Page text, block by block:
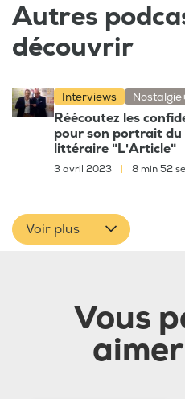
Autres
découvrir
Interviews
Réécoutez les
pour son portrait du
littéraire "L'Article"
3 avril 2023 8 min 52
Voir plus
Vous